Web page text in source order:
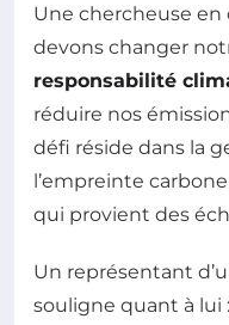
Une chercheuse en
devons changer
responsabilité
réduire nos
défi réside dans la
l’empreinte
qui provient des
Un représentant
souligne quant à lui